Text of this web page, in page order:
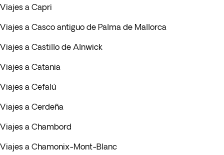
Viajes a Capri
Viajes a Casco antiguo de Palma de Mallorca
Viajes a Castillo de Alnwick
Viajes a Catania
Viajes a Cefalú
Viajes a Cerdeña
Viajes a Chambord
Viajes a Chamonix-Mont-Blanc